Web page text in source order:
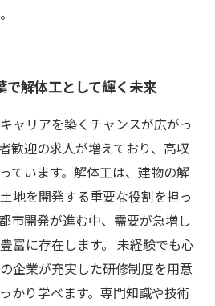
で解体工として輝く未来
ャリアを築くチャンスが広がっ
歓迎の求人が増えており、高収
ています。解体工は、建物の解
地を開発する重要な役割を担っ
市開発が進む中、需要が急増し
富に存在します。 未経験でも心
企業が充実した研修制度を用意
かり学べます。専門知識や技術